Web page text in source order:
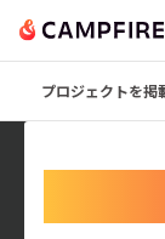
プロジェクトを掲